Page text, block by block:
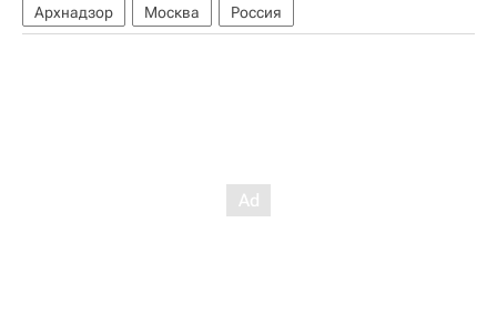
Архнадзор Москва Россия